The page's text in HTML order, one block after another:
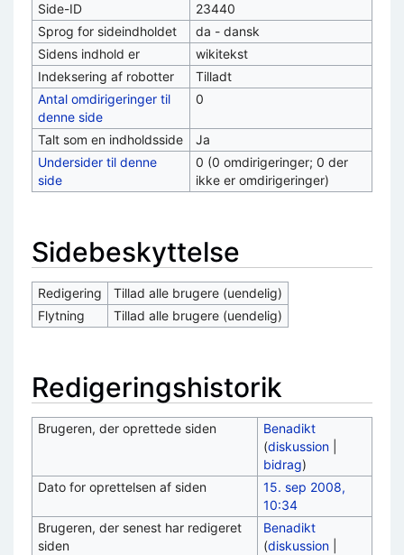
Side-ID
23440
Sprog for sideindholdet
da - dansk
Sidens indhold er
wikitekst
Indeksering af robotter
Tilladt
Antal omdirigeringer til
denne side
0
Talt som en indholdsside
Ja
Undersider til denne
side
0 (0 omdirigeringer; 0 der
ikke er omdirigeringer)
Sidebeskyttelse
Redigering
Tillad alle brugere (uendelig)
Flytning
Tillad alle brugere (uendelig)
Redigeringshistorik
Brugeren, der oprettede siden
Benadikt
(diskussion|
bidrag)
Dato for oprettelsen af siden
15. sep 2008,
10:34
Brugeren, der senest har redigeret
siden
Benadikt
(diskussion|